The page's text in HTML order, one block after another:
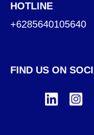
HOTLINE
+6285640105640
FIND US ON